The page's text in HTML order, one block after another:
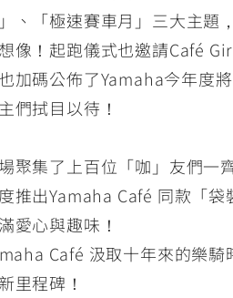
、「極速賽車月」三大主題
像！起跑儀式也邀請Café
加碼公佈了Yamaha今年度
們拭目以待！
聚集了上百位「咖」友們一
推出Yamaha Café 同款「
愛心與趣味！
Café 汲取十年來的樂
里程碑！